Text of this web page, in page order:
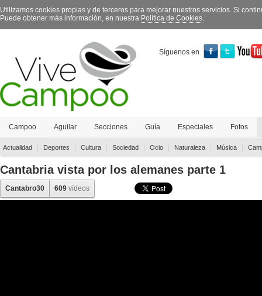
Utilizamos cookies propias y de terceros para mejorar nuestros servicios. Si
Puede obtener más información, en nuestra Política de Cookies.
Síguenos en
Campoo Aguilar Secciones Guía Especiales Fotos
Actualidad Deportes Cultura Sociedad Ocio Naturaleza Música
Contacto
Cantabria vista por los alemanes parte 1
Cantabro30 609 vídeos